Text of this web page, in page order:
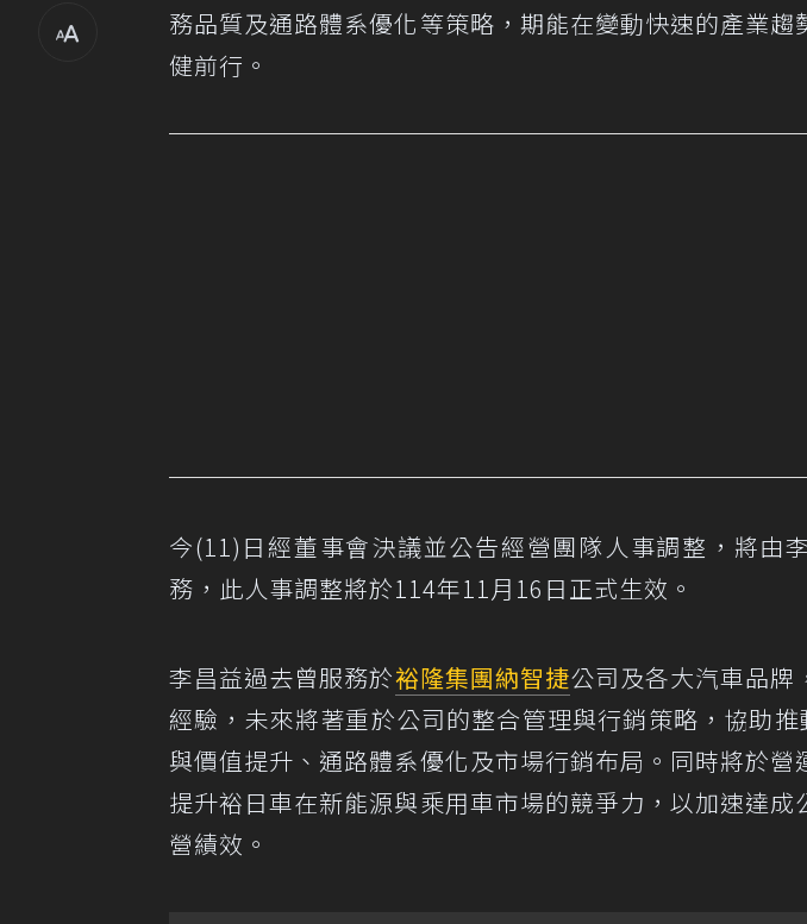
務品質及通路體系優化等策略，期能在變動快速的產業
健前行。
今(11)日經董事會決議並公告經營團隊人事調整，將由
務，此人事調整將於114年11月16日正式生效。
李昌益過去曾服務於裕隆集團納智捷公司及各大汽車品牌
經驗，未來將著重於公司的整合管理與行銷策略，協助推
與價值提升、通路體系優化及市場行銷布局。同時將於
提升裕日車在新能源與乘用車市場的競爭力，以加速達
營績效。